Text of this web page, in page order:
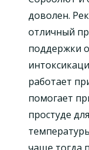
доволен.
отличный
поддержки
работает
помогает
простуде